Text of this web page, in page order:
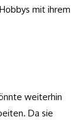
mit ihrem
weiterhin
Da sie